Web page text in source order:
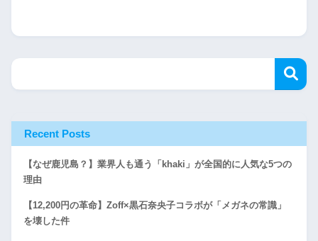
Recent Posts
【なぜ鹿児島？】業界人も通う「khaki」が全国的に人気な5つの
理由
【12,200円の革命】Zoff×黒石奈央子コラボが「メガネの常識」
を壊した件